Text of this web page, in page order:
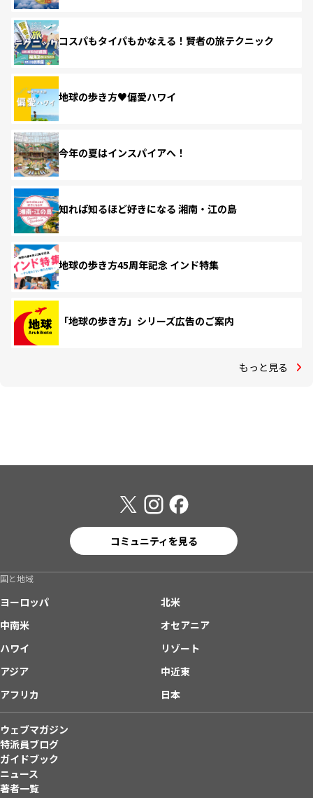
コスパもタイパもかなえる！賢者の旅テクニック
地球の歩き方♥偏愛ハワイ
今年の夏はインスパイアへ！
知れば知るほど好きになる 湘南・江の島
地球の歩き方45周年記念 インド特集
「地球の歩き方」シリーズ広告のご案内
もっと見る
コミュニティを見る
国と地域
ヨーロッパ
北米
中南米
オセアニア
ハワイ
リゾート
アジア
中近東
アフリカ
日本
ウェブマガジン
特派員ブログ
ガイドブック
ニュース
著者一覧